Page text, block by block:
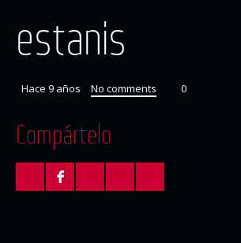
estanis
Hace 9 años No comments 0
Compártelo